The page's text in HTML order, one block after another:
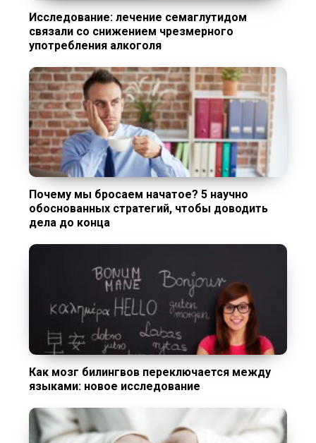
Исследование: лечение семаглутидом
связали со снижением чрезмерного
употребления алкоголя
Почему мы бросаем начатое? 5 научно
обоснованных стратегий, чтобы доводить
дела до конца
Как мозг билингвов переключается между
языками: новое исследование